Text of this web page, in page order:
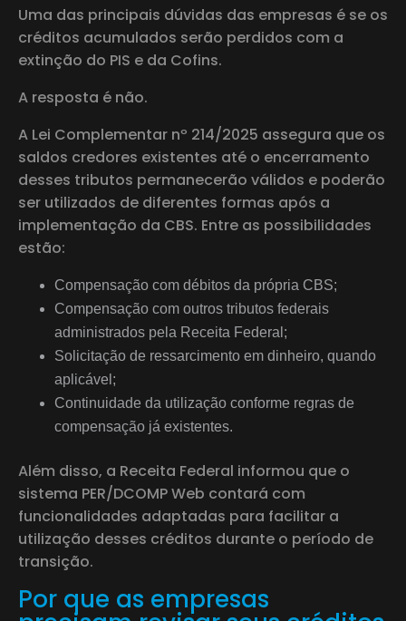
Uma das principais dúvidas das empresas é se os
créditos acumulados serão perdidos com a
extinção do PIS e da Cofins.
A resposta é não.
A Lei Complementar nº 214/2025 assegura que os
saldos credores existentes até o encerramento
desses tributos permanecerão válidos e poderão
ser utilizados de diferentes formas após a
implementação da CBS. Entre as possibilidades
estão:
Compensação com débitos da própria CBS;
Compensação com outros tributos federais
administrados pela Receita Federal;
Solicitação de ressarcimento em dinheiro, quando
aplicável;
Continuidade da utilização conforme regras de
compensação já existentes.
Além disso, a Receita Federal informou que o
sistema PER/DCOMP Web contará com
funcionalidades adaptadas para facilitar a
utilização desses créditos durante o período de
transição.
Por que as empresas